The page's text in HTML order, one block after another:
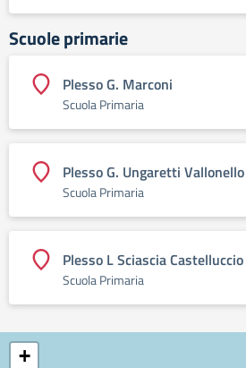
Scuole primarie
Plesso G. Marconi
Scuola Primaria
Plesso G. Ungaretti Vallonello
Scuola Primaria
Plesso L Sciascia Castelluccio
Scuola Primaria
+